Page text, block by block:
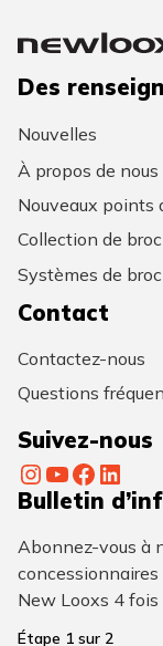
Des
Nouvelles
À propos de nous
Nouveaux points
Collection de
Systèmes de
Contact
Contactez-nous
Questions
Suivez-nous
InstagramYouTube Facebook LinkedIn
Bulletin
Abonnez-vous à
New Looxs 4 fois
Étape 1 sur 2